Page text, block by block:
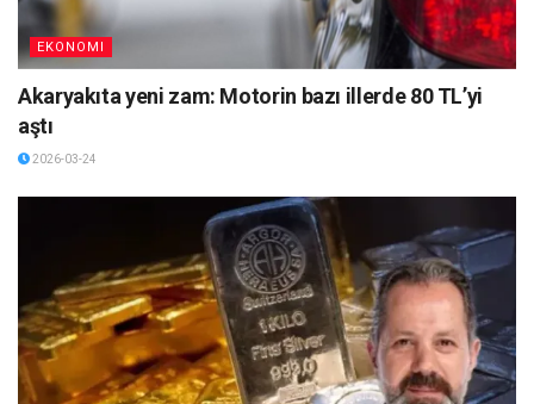
EKONOMI
Akaryakıta yeni zam: Motorin bazı illerde 80 TL’yi
aştı
2026-03-24